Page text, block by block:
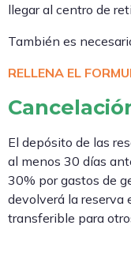
llegar al centro de
También es
RELLENA EL
El depósito de las
al menos 30 días
30% por gastos de
devolverá la reserva
transferible para